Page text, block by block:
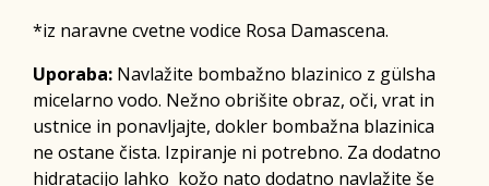
*iz naravne cvetne vodice Rosa Damascena.
Uporaba: Navlažite bombažno blazinico z gülsha
micelarno vodo. Nežno obrišite obraz, oči, vrat in
ustnice in ponavljajte, dokler bombažna blazinica
ne ostane čista. Izpiranje ni potrebno. Za dodatno
hidratacijo lahko kožo nato dodatno navlažite še